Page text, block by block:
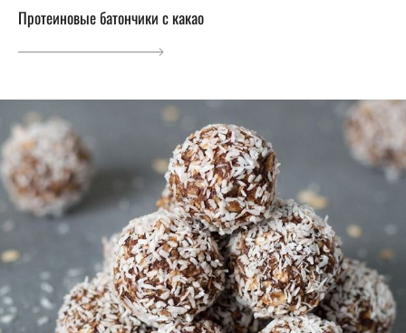
Протеиновые батончики с какао